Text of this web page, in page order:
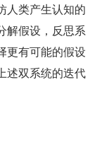
人类产生认知的
解假设，反思系
更有可能的假设
述双系统的迭代